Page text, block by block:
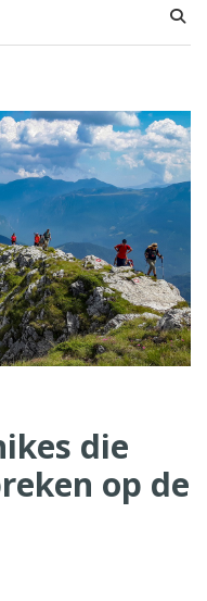
die
op de